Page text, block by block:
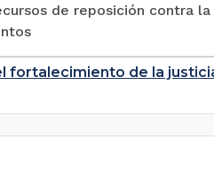
de reposición contra la
fortalecimiento de la